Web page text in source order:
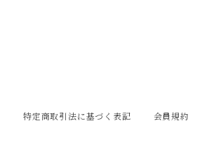
特定商取引法に基づく表記 会員規約